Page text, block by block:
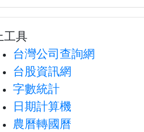
工具
台灣公司查詢網
台股資訊網
字數統計
日期計算機
農曆轉國曆